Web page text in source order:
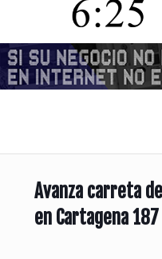
Avanza carreta
en Cartagena